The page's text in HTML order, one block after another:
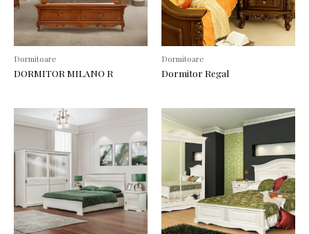
Dormitoare
DORMITOR MILANO R
Dormitoare
Dormitor Regal